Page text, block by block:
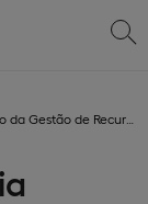
de Recursos Humanos